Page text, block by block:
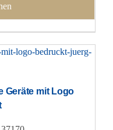
Geräte mit Logo